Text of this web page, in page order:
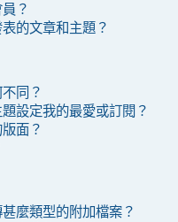
？
的文章和主題？
同？
設定我的最愛或訂閱？
面？
麼類型的附加檔案？